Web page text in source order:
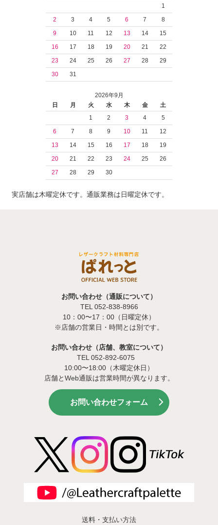
1
2
3 4 5 6 7
8
9
10 11 12 13 14
15
16
17 18 19 20 21
22
23
24 25 26 27 28
29
30
31
2026年9月
日
月 火 水 木 金
土
1
2 3 4
5
6
7 8 9 10 11
12
13
14 15 16 17 18
19
20
21 22 23 24 25
26
27
28 29 30
実店舗は木曜定休です。通販業務は日曜定休です。
お問い合わせ（通販について）
TEL 052-838-8966
10：00〜17：00（日曜定休）
※店舗の営業日・時間とは別です。
お問い合わせ（店舗、教室について）
TEL 052-892-6075
10:00〜18:00（木曜定休日）
店舗とWeb通販は営業時間が異なります。
お問い合わせフォーム
送料・支払い方法